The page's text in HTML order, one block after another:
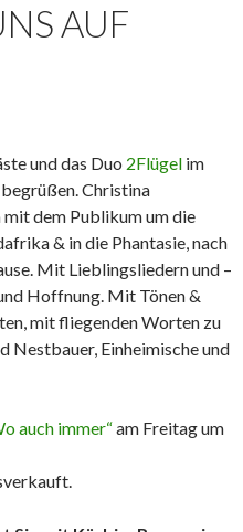
AUF
und das Duo 2Flügel im
Christina
mit dem Publikum um die
& in die Phantasie, nach
Mit Lieblingsliedern und –
Hoffnung. Mit Tönen &
mit fliegenden Worten zu
Nestbauer, Einheimische und
auch immer“am Freitag um